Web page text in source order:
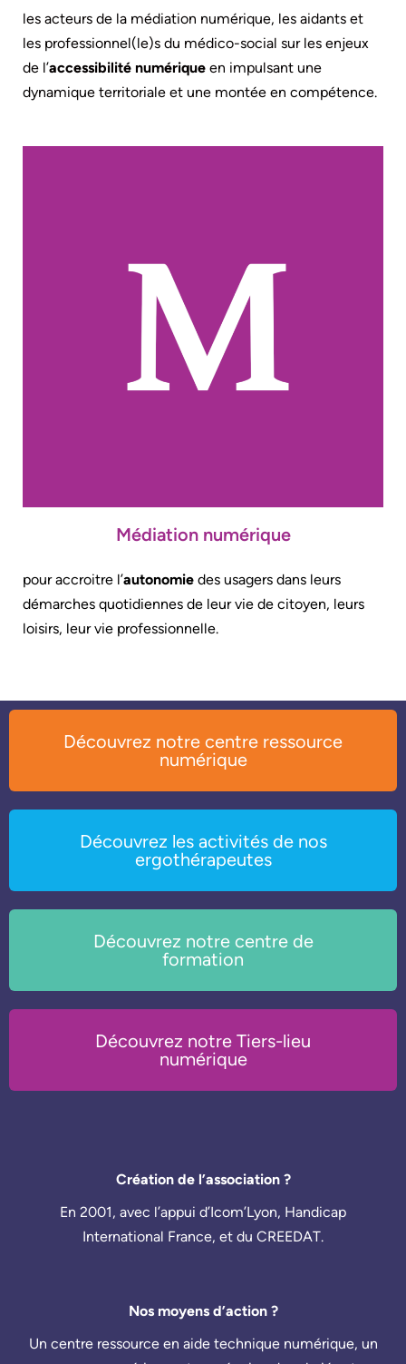
les acteurs de la médiation numérique, les aidants et
les professionnel(le)s du médico-social sur les enjeux
de l’accessibilité numérique en impulsant une
dynamique territoriale et une montée en compétence.
Médiation numérique
pour accroitre l’autonomie des usagers dans leurs
démarches quotidiennes de leur vie de citoyen, leurs
loisirs, leur vie professionnelle.
Découvrez notre centre ressource
numérique
Découvrez les activités de nos
ergothérapeutes
Découvrez notre centre de
formation
Découvrez notre Tiers-lieu
numérique
Création de l’association ?
En 2001, avec l’appui d’Icom’Lyon, Handicap
International France, et du CREEDAT.
Nos moyens d’action ?
Un centre ressource en aide technique numérique, un